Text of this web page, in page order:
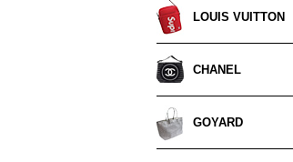
バーキン 25
バーキン 30
バーキン 35
ケリー
ボリード
LOUIS VUITTON
バッグ
財布
カードケース・キーリング
CHANEL
バッグ
財布
GOYARD